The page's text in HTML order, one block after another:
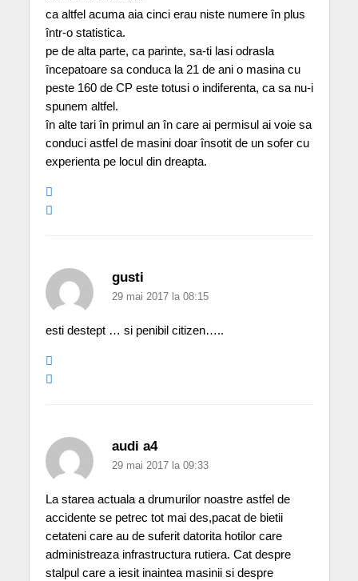
ca altfel acuma aia cinci erau niste numere în plus
într-o statistica.
pe de alta parte, ca parinte, sa-ti lasi odrasla
începatoare sa conduca la 21 de ani o masina cu
peste 160 de CP este totusi o indiferenta, ca sa nu-i
spunem altfel.
în alte tari în primul an în care ai permisul ai voie sa
conduci astfel de masini doar însotit de un sofer cu
experienta pe locul din dreapta.
gusti
29 mai 2017 la 08:15
esti destept … si penibil citizen…..
audi a4
29 mai 2017 la 09:33
La starea actuala a drumurilor noastre astfel de
accidente se petrec tot mai des,pacat de bietii
cetateni care au de suferit datorita hotilor care
administreaza infrastructura rutiera. Cat despre
stalpul care a iesit inaintea masinii si despre